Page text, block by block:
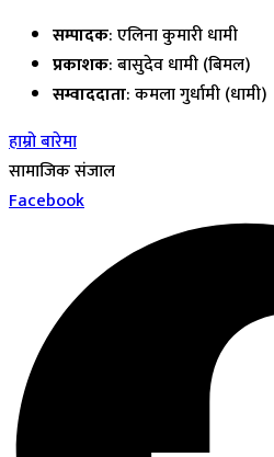
सम्पादक: एलिना कुमारी धामी
प्रकाशक: बासुदेव धामी (बिमल)
सम्वाददाता: कमला गुर्धामी (धामी)
हाम्रो बारेमा
सामाजिक संजाल
Facebook